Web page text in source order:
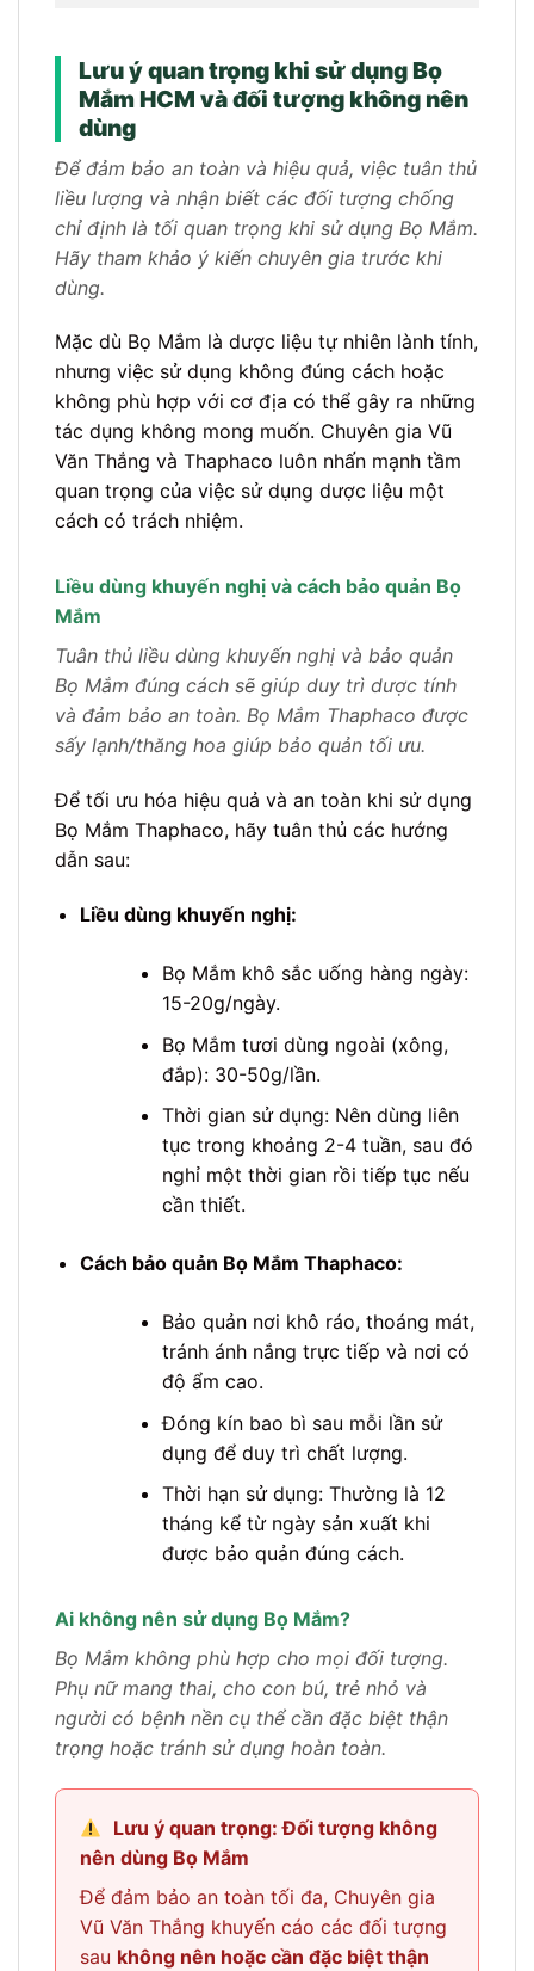
Lưu ý quan trọng khi sử dụng Bọ
Mắm HCM và đối tượng không nên
dùng
Để đảm bảo an toàn và hiệu quả, việc tuân thủ
liều lượng và nhận biết các đối tượng chống
chỉ định là tối quan trọng khi sử dụng Bọ Mắm.
Hãy tham khảo ý kiến chuyên gia trước khi
dùng.
Mặc dù Bọ Mắm là dược liệu tự nhiên lành tính,
nhưng việc sử dụng không đúng cách hoặc
không phù hợp với cơ địa có thể gây ra những
tác dụng không mong muốn. Chuyên gia Vũ
Văn Thắng và Thaphaco luôn nhấn mạnh tầm
quan trọng của việc sử dụng dược liệu một
cách có trách nhiệm.
Liều dùng khuyến nghị và cách bảo quản Bọ
Mắm
Tuân thủ liều dùng khuyến nghị và bảo quản
Bọ Mắm đúng cách sẽ giúp duy trì dược tính
và đảm bảo an toàn. Bọ Mắm Thaphaco được
sấy lạnh/thăng hoa giúp bảo quản tối ưu.
Để tối ưu hóa hiệu quả và an toàn khi sử dụng
Bọ Mắm Thaphaco, hãy tuân thủ các hướng
dẫn sau:
Liều dùng khuyến nghị:
Bọ Mắm khô sắc uống hàng ngày:
15-20g/ngày.
Bọ Mắm tươi dùng ngoài (xông,
đắp): 30-50g/lần.
Thời gian sử dụng: Nên dùng liên
tục trong khoảng 2-4 tuần, sau đó
nghỉ một thời gian rồi tiếp tục nếu
cần thiết.
Cách bảo quản Bọ Mắm Thaphaco:
Bảo quản nơi khô ráo, thoáng mát,
tránh ánh nắng trực tiếp và nơi có
độ ẩm cao.
Đóng kín bao bì sau mỗi lần sử
dụng để duy trì chất lượng.
Thời hạn sử dụng: Thường là 12
tháng kể từ ngày sản xuất khi
được bảo quản đúng cách.
Ai không nên sử dụng Bọ Mắm?
Bọ Mắm không phù hợp cho mọi đối tượng.
Phụ nữ mang thai, cho con bú, trẻ nhỏ và
người có bệnh nền cụ thể cần đặc biệt thận
trọng hoặc tránh sử dụng hoàn toàn.
Lưu ý quan trọng: Đối tượng không
nên dùng Bọ Mắm
Để đảm bảo an toàn tối đa, Chuyên gia
Vũ Văn Thắng khuyến cáo các đối tượng
sau không nên hoặc cần đặc biệt thận